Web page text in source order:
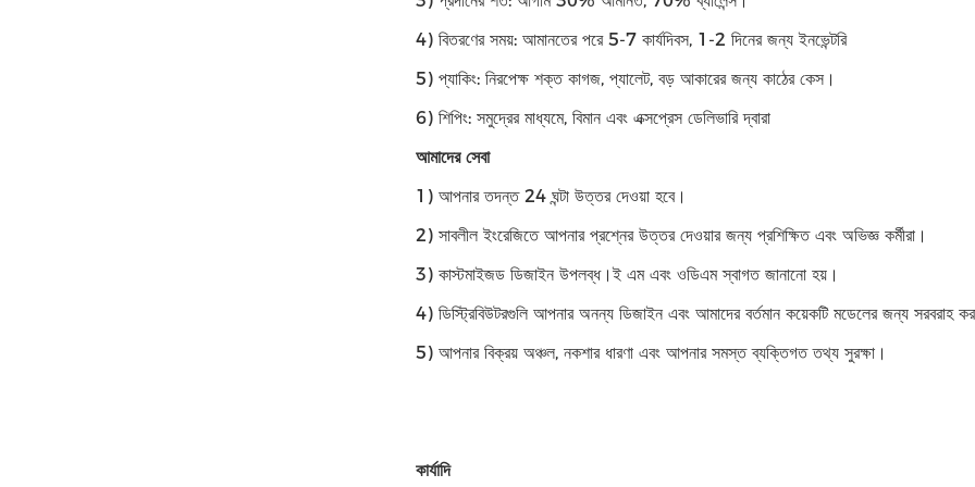
4) বিতরণের সময়: আমানতের পরে 5-7 কার্যদিবস, 1-2 দিনের জন্য ইনভেন্টরি
5) প্যাকিং: নিরপেক্ষ শক্ত কাগজ, প্যালেট, বড় আকারের জন্য কাঠের কেস।
6) শিপিং: সমুদ্রের মাধ্যমে, বিমান এবং এক্সপ্রেস ডেলিভারি দ্বারা
আমাদের সেবা
1) আপনার তদন্ত 24 ঘন্টা উত্তর দেওয়া হবে।
2) সাবলীল ইংরেজিতে আপনার প্রশ্নের উত্তর দেওয়ার জন্য প্রশিক্ষিত এবং অভিজ্ঞ কর্মীরা।
3) কাস্টমাইজড ডিজাইন উপলব্ধ।ই এম এবং ওডিএম স্বাগত জানানো হয়।
4) ডিস্ট্রিবিউটরগুলি আপনার অনন্য ডিজাইন এবং আমাদের বর্তমান কয়েকটি মডেলের জন্য সরবরাহ
5) আপনার বিক্রয় অঞ্চল, নকশার ধারণা এবং আপনার সমস্ত ব্যক্তিগত তথ্য সুরক্ষা।
কার্যাদি